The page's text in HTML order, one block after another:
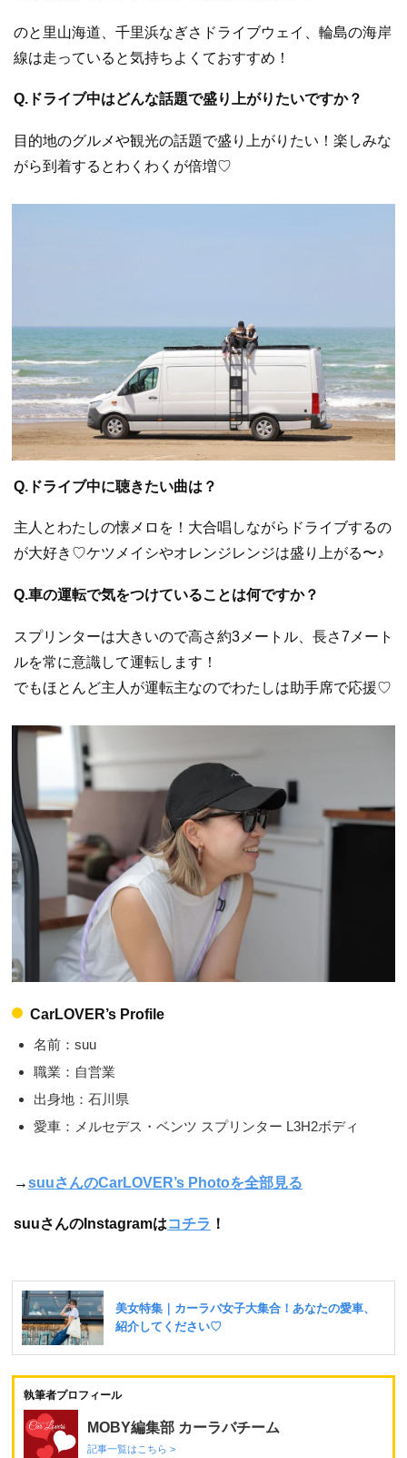
のと里山海道、千里浜なぎさドライブウェイ、輪島の海岸
線は走っていると気持ちよくておすすめ！
Q.ドライブ中はどんな話題で盛り上がりたいですか？
目的地のグルメや観光の話題で盛り上がりたい！楽しみな
がら到着するとわくわくが倍増♡
Q.ドライブ中に聴きたい曲は？
主人とわたしの懐メロを！大合唱しながらドライブするの
が大好き♡ケツメイシやオレンジレンジは盛り上がる〜♪
Q.車の運転で気をつけていることは何ですか？
スプリンターは大きいので高さ約3メートル、長さ7メート
ルを常に意識して運転します！
でもほとんど主人が運転主なのでわたしは助手席で応援♡
CarLOVER’s Profile
名前：suu
職業：自営業
出身地：石川県
愛車：メルセデス・ベンツ スプリンター L3H2ボディ
→suuさんのCarLOVER’s Photoを全部見る
suuさんのInstagramはコチラ ！
執筆者プロフィール
MOBY編集部 カーラバチーム
記事一覧はこちら >